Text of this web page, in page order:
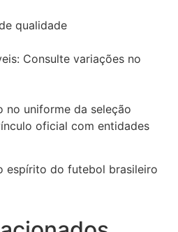
qualidade
Consulte variações no
no uniforme da seleção
oficial com entidades
espírito do futebol brasileiro